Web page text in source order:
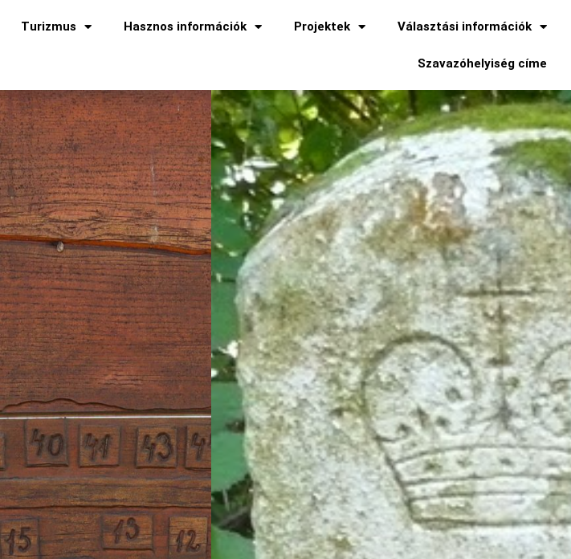
Turizmus Hasznos információk Projektek Választási információk
Szavazóhelyiség címe